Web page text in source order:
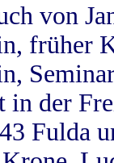
von
früher
in der
Fulda